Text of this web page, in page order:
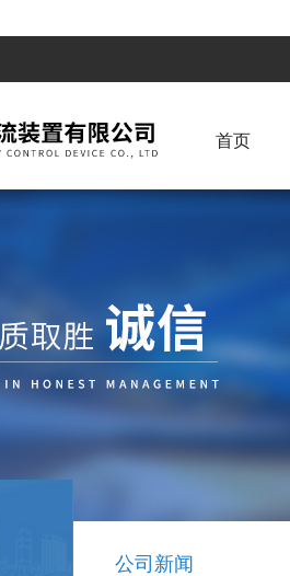
首页
公司新闻